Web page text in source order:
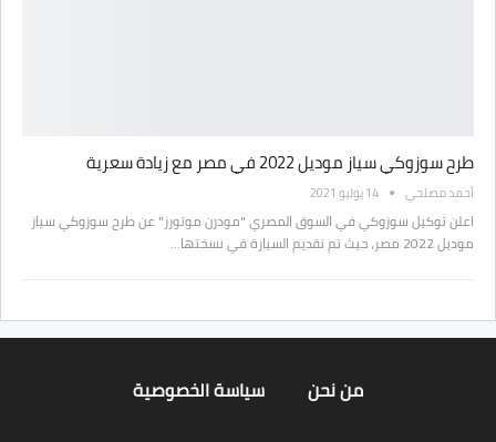
طرح سوزوكي سياز موديل 2022 في مصر مع زيادة سعرية
أحمد مصلحي 14 يوليو 2021
اعلن توكيل سوزوكي في السوق المصري "مودرن موتورز" عن طرح سوزوكي سياز
موديل 2022 مصر، حيث تم تقديم السيارة في نسختها…
من نحن سياسة الخصوصية